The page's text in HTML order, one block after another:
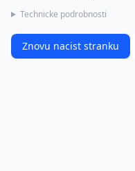
Technicke podrobnosti
Znovu nacist stranku